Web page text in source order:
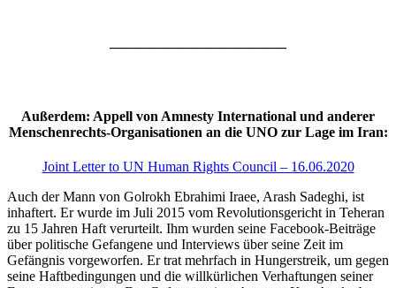
————————————–
Außerdem: Appell von Amnesty International und anderer
Menschenrechts-Organisationen an die UNO zur Lage im Iran:
Joint Letter to UN Human Rights Council – 16.06.2020
Auch der Mann von Golrokh Ebrahimi Iraee, Arash Sadeghi, ist
inhaftert. Er wurde im Juli 2015 vom Revolutionsgericht in Teheran
zu 15 Jahren Haft verurteilt. Ihm wurden seine Facebook-Beiträge
über politische Gefangene und Interviews über seine Zeit im
Gefängnis vorgeworfen. Er trat mehrfach in Hungerstreik, um gegen
seine Haftbedingungen und die willkürlichen Verhaftungen seiner